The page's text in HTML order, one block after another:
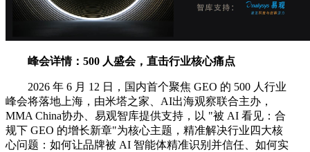
峰会详情：500 人盛会，直击行业核心痛点
2026 年 6 月 12 日，国内首个聚焦 GEO 的 500 人行业
峰会将落地上海，由米塔之家、AI出海观察联合主办，
MMA China协办、易观智库提供支持，以 "被 AI 看见：合
规下 GEO 的增长新章"为核心主题，精准解决行业四大核
心问题：如何让品牌被 AI 智能体精准识别并信任、如何实